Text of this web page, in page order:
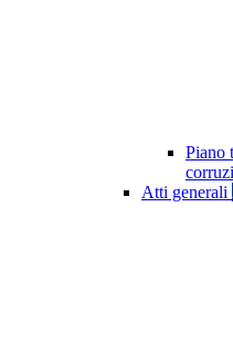
Piano
Atti generali